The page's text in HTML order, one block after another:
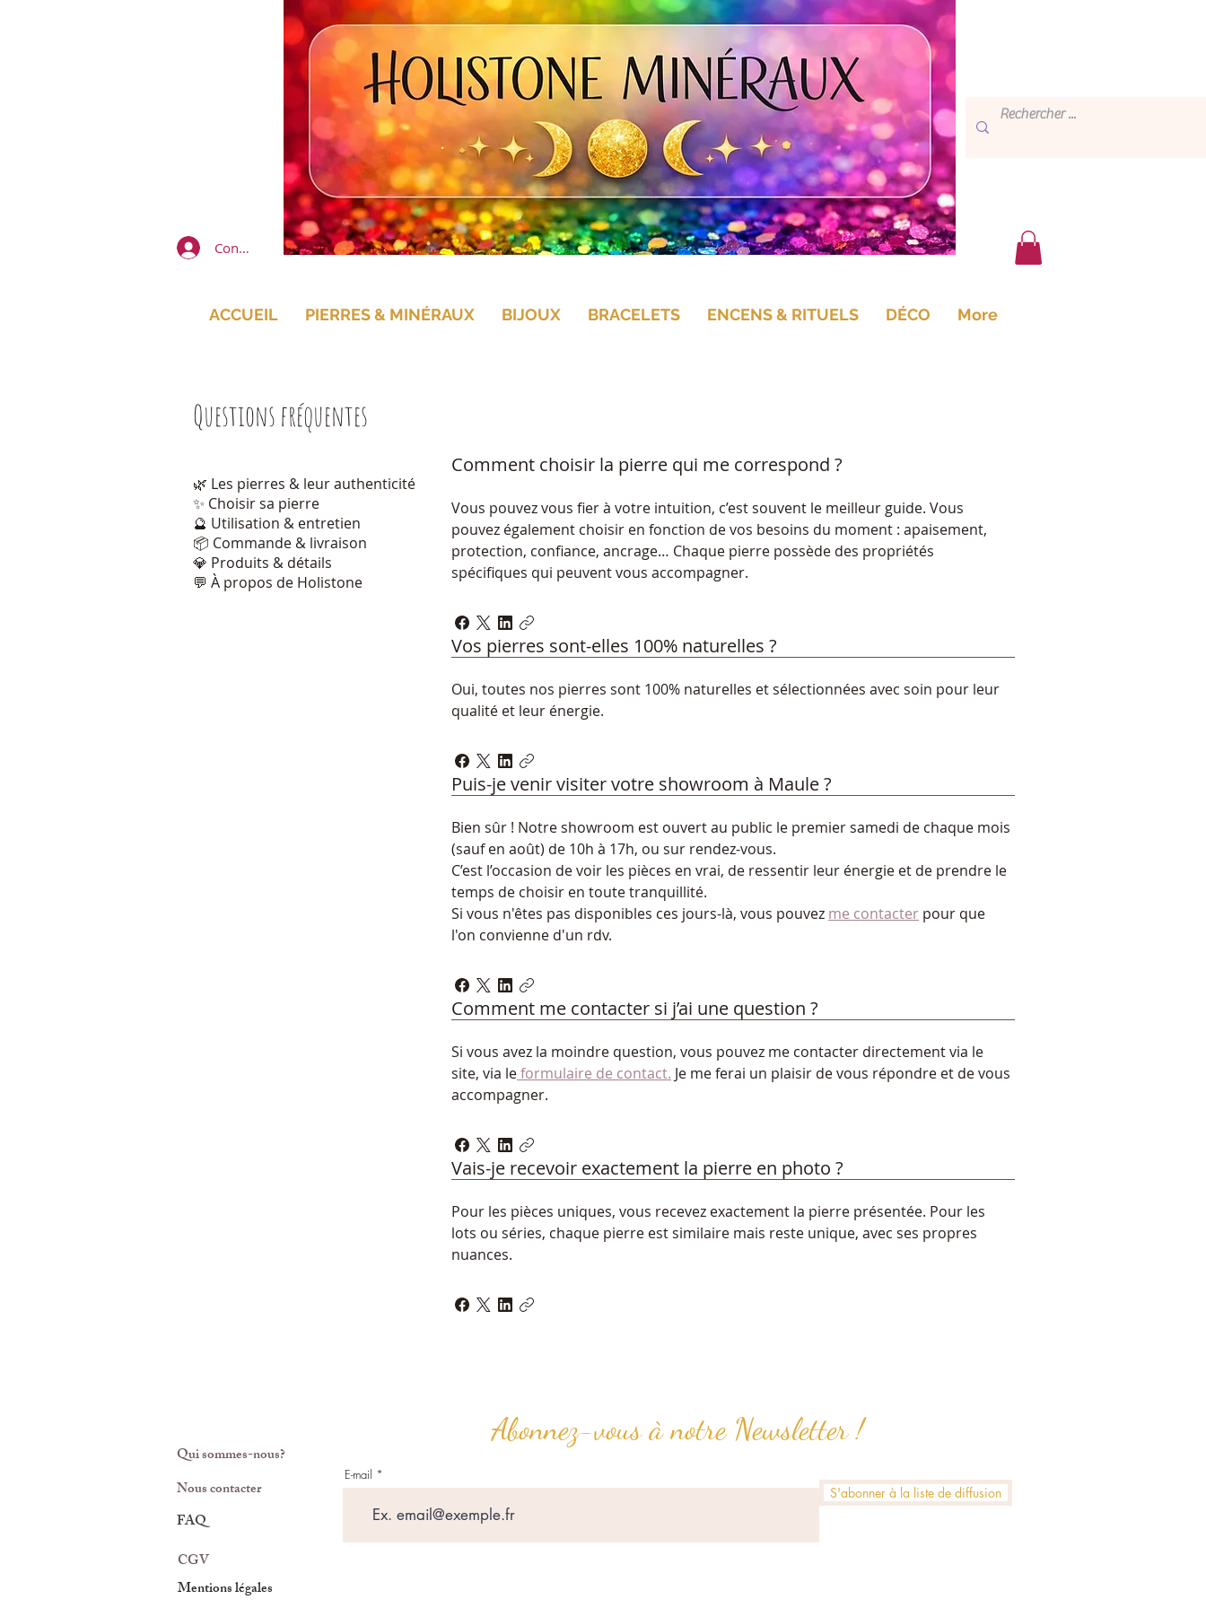
Connexion
ACCUEIL PIERRES & MINÉRAUX BIJOUX BRACELETS ENCENS & RITUELS DÉCO More
Questions fréquentes
🌿 Les pierres & leur authenticité
✨ Choisir sa pierre
🔮 Utilisation & entretien
📦 Commande & livraison
💎 Produits & détails
💬 À propos de Holistone
Comment choisir la pierre qui me correspond ?
Vous pouvez vous fier à votre intuition, c’est souvent le meilleur guide. Vous
pouvez également choisir en fonction de vos besoins du moment : apaisement,
protection, confiance, ancrage… Chaque pierre possède des propriétés
spécifiques qui peuvent vous accompagner.
Vos pierres sont-elles 100% naturelles ?
Oui, toutes nos pierres sont 100% naturelles et sélectionnées avec soin pour leur
qualité et leur énergie.
Puis-je venir visiter votre showroom à Maule ?
Bien sûr ! Notre showroom est ouvert au public le premier samedi de chaque mois
(sauf en août) de 10h à 17h, ou sur rendez-vous.
C’est l’occasion de voir les pièces en vrai, de ressentir leur énergie et de prendre le
temps de choisir en toute tranquillité.
Si vous n'êtes pas disponibles ces jours-là, vous pouvez me contacter pour que
l'on convienne d'un rdv.
Comment me contacter si j’ai une question ?
Si vous avez la moindre question, vous pouvez me contacter directement via le
site, via le formulaire de contact. Je me ferai un plaisir de vous répondre et de vous
accompagner.
Vais-je recevoir exactement la pierre en photo ?
Pour les pièces uniques, vous recevez exactement la pierre présentée. Pour les
lots ou séries, chaque pierre est similaire mais reste unique, avec ses propres
nuances.
CGV
Nous contacter
Qui sommes-nous?
Mentions légales
Abonnez-vous à notre Newsletter !
E-mail
S'abonner à la liste de diffusion
FAQ